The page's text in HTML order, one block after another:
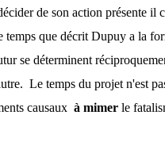
de son action présente il
que décrit Dupuy a la
se déterminent
Le temps du projet n'est
causaux à mimer le